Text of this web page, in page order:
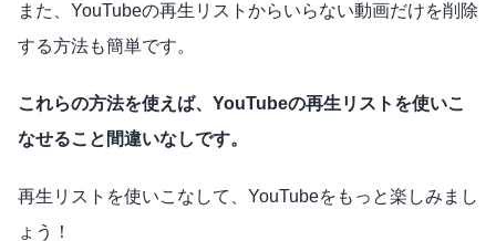
また、YouTubeの再生リストからいらない動画だけを削除
する方法も簡単です。
これらの方法を使えば、YouTubeの再生リストを使いこ
なせること間違いなしです。
再生リストを使いこなして、YouTubeをもっと楽しみまし
ょう！